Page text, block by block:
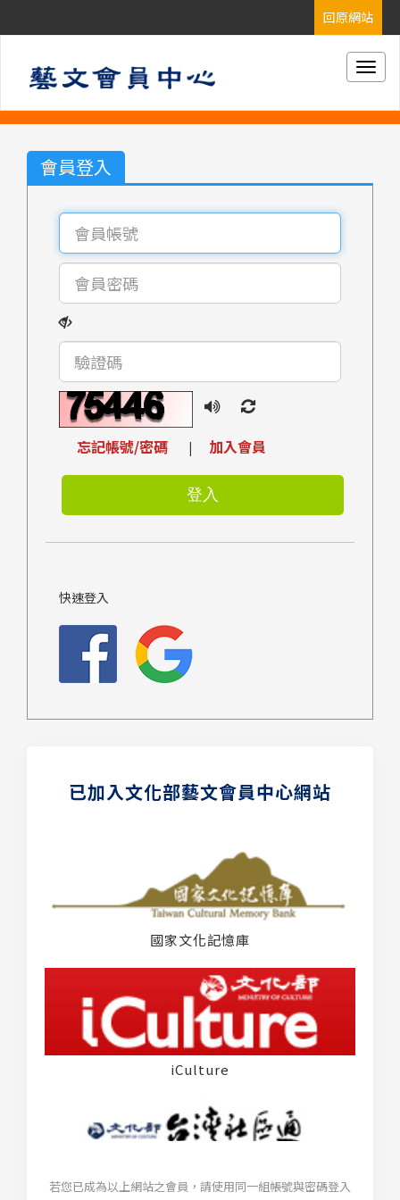
會員登入
忘記帳號/密碼 | 加入會員
快速登入
已加入文化部藝文會員中心網站
國家文化記憶庫
iCulture
若您已成為以上網站之會員，請使用同一組帳號與密碼登入